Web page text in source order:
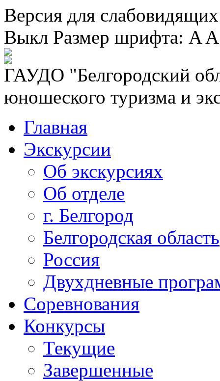
Версия для
Выкл Размер шрифта: A A
ГАУДО "Белгородский
юношеского туризма и
Главная
Экскурсии
Об экскурсиях
Об отделе
г. Белгород
Белгородская область
Россия
Двухдневные
Соревнования
Конкурсы
Текущие
Завершенные